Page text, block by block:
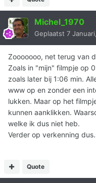
Michel_1970
Geplaatst 7
Zooooooo, net terug van
Zoals in "mijn" filmpje op
zoals later bij 1:06 min.
www op en zonder een
lukken. Maar op het
kunnen aanklikken.
welke ik dus niet heb.
Verder op verkenning
Quote